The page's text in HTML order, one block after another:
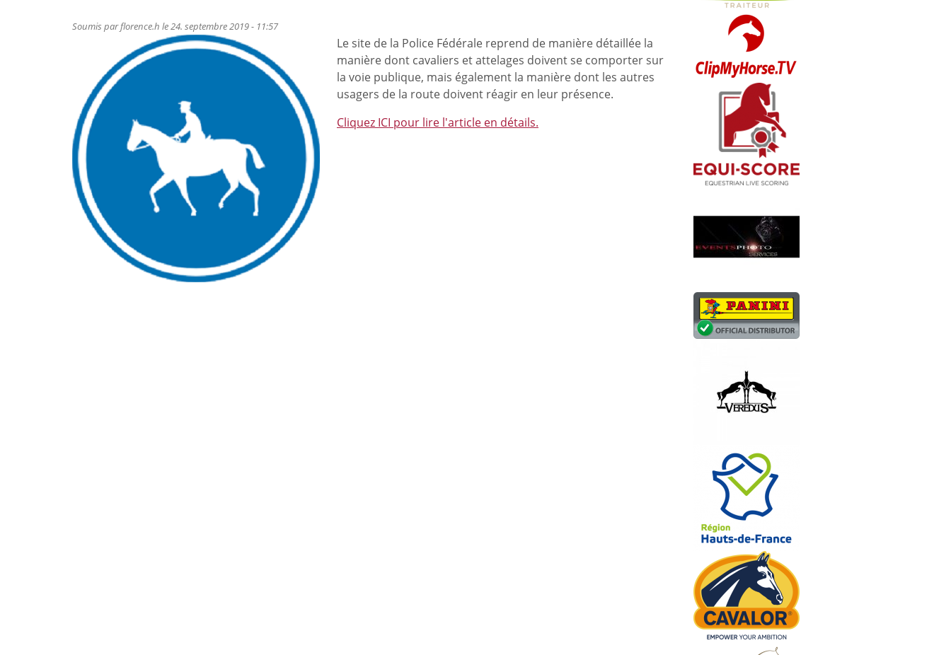
Soumis parflorence.h le 24. septembre 2019 - 11:57
Le site de la Police Fédérale reprend de manière détaillée la
manière dont cavaliers et attelages doivent se comporter sur
la voie publique, mais également la manière dont les autres
usagers de la route doivent réagir en leur présence.
Cliquez ICI pour lire l'article en détails.